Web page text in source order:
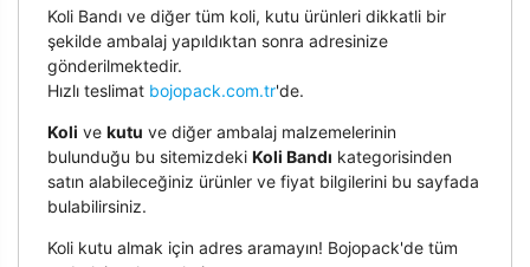
Koli Bandı ve diğer tüm koli, kutu ürünleri dikkatli bir
şekilde ambalaj yapıldıktan sonra adresinize
gönderilmektedir.
Hızlı teslimat bojopack.com.tr'de.
Koli ve kutu ve diğer ambalaj malzemelerinin
bulunduğu bu sitemizdeki Koli Bandı kategorisinden
satın alabileceğiniz ürünler ve fiyat bilgilerini bu sayfada
bulabilirsiniz.
Koli kutu almak için adres aramayın! Bojopack'de tüm